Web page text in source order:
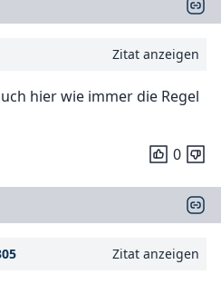
Zitat anzeigen
hier wie immer die Regel
0
Zitat anzeigen